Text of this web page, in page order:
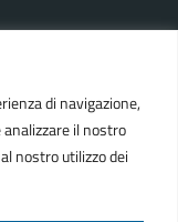
di navigazione,
il nostro
nostro utilizzo dei